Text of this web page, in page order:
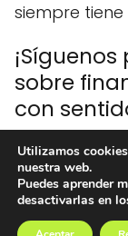
siempre
sobre
con
Ideas Dinero blog
historia del dinero
Utilizamos
nuestra web.
Puedes aprender
desactivarlas en